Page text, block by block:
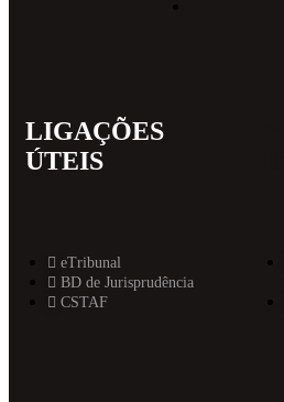
LIGAÇÕES
ÚTEIS
eTribunal
BD de Jurisprudência
CSTAF